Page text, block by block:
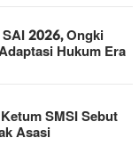
2026, Ongki
Hukum Era
SMSI Sebut
Asasi